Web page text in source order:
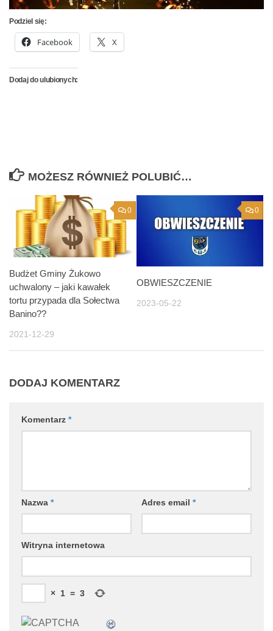
Podziel się:
Facebook X
Dodaj do ulubionych:
MOŻESZ RÓWNIEŻ POLUBIĆ…
0
Budżet Gminy Żukowo
uchwalony – jaki kawałek
tortu przypada dla Sołectwa
Banino??
2021-12-29
0
OBWIESZCZENIE
2023-05-22
DODAJ KOMENTARZ
Komentarz *
Nazwa * Adres email *
Witryna internetowa
× 1 = 3